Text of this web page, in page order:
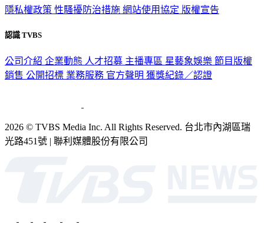
隱私權政策 性騷擾防治措施 網站使用協定 版權宣告
認識 TVBS
公司介紹 企業動態 人才招募 主播專區 星藝象娛樂 節目版權
銷售 公開招標 業務服務 官方聲明 獲獎紀錄／認證
2026 © TVBS Media Inc. All Rights Reserved. 台北市內湖區瑞
光路451號 | 聯利媒體股份有限公司